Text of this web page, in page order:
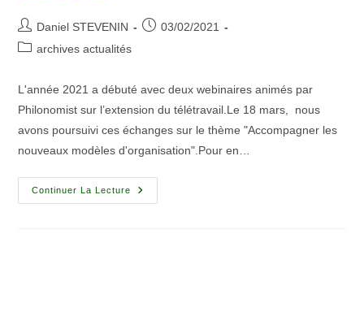
Daniel STEVENIN
03/02/2021
archives actualités
L'année 2021 a débuté avec deux webinaires animés par
Philonomist sur l’extension du télétravail.Le 18 mars, nous
avons poursuivi ces échanges sur le thème "Accompagner les
nouveaux modèles d'organisation".Pour en…
Continuer La Lecture